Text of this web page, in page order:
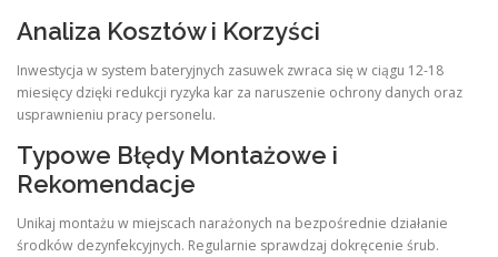
Analiza Kosztów i Korzyści
Inwestycja w system bateryjnych zasuwek zwraca się w ciągu 12-18
miesięcy dzięki redukcji ryzyka kar za naruszenie ochrony danych oraz
usprawnieniu pracy personelu.
Typowe Błędy Montażowe i
Rekomendacje
Unikaj montażu w miejscach narażonych na bezpośrednie działanie
środków dezynfekcyjnych. Regularnie sprawdzaj dokręcenie śrub.